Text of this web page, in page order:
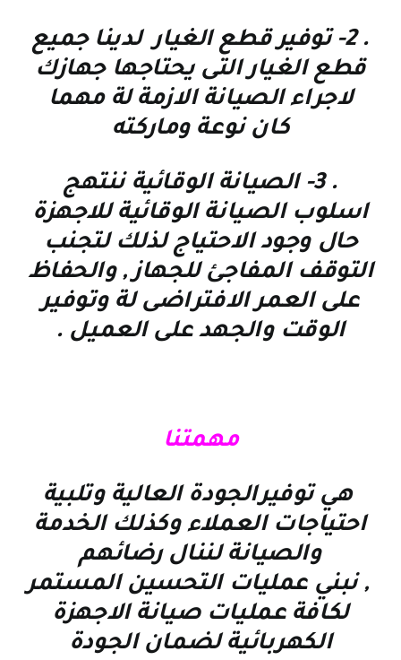
. 2-
توفير قطع الغيار لدينا جميع
قطع الغيار التى يحتاجها جهازك
لاجراء الصيانة الازمة لة مهما
كان نوعة وماركته
. 3- الصيانة الوقائية ننتهج
اسلوب الصيانة الوقائية للاجهزة
حال وجود الاحتياج لذلك لتجنب
التوقف المفاجئ للجهاز , والحفاظ
على العمر الافتراضى لة وتوفير
الوقت والجهد على العميل .
مهمتنا
هي توفيرالجودة العالية وتلبية
احتياجات العملاء وكذلك الخدمة
والصيانة لننال رضائهم
, نبني عمليات التحسين المستمر
لكافة عمليات صيانة الاجهزة
الكهربائية لضمان الجودة